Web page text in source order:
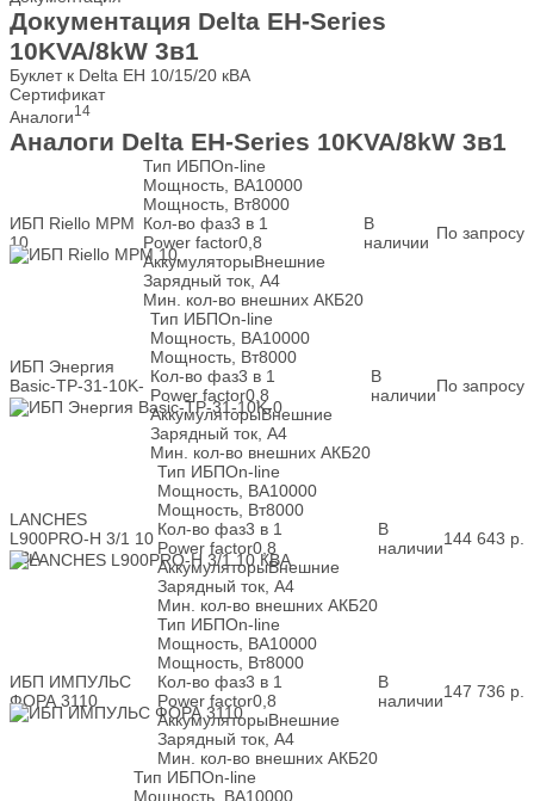
Документация Delta EH-Series
10KVA/8kW 3в1
Буклет к Delta EH 10/15/20 кВА
Сертификат
Аналоги14
Аналоги Delta EH-Series 10KVA/8kW 3в1
ИБП Riello MPM
10
Тип ИБПOn-line
Мощность, ВА10000
Мощность, Вт8000
Кол-во фаз3 в 1
Power factor0,8
АккумуляторыВнешние
Зарядный ток, А4
Мин. кол-во внешних АКБ20
В
наличии По запросу
ИБП Энергия
Basic-ТР-31-10K-
0
Тип ИБПOn-line
Мощность, ВА10000
Мощность, Вт8000
Кол-во фаз3 в 1
Power factor0,8
АккумуляторыВнешние
Зарядный ток, А4
Мин. кол-во внешних АКБ20
В
наличииПо запросу
LANCHES
L900PRO-H 3/1 10
КВА
Тип ИБПOn-line
Мощность, ВА10000
Мощность, Вт8000
Кол-во фаз3 в 1
Power factor0,8
АккумуляторыВнешние
Зарядный ток, А4
Мин. кол-во внешних АКБ20
В
наличии144 643 р.
ИБП ИМПУЛЬС
ФОРА 3110
Тип ИБПOn-line
Мощность, ВА10000
Мощность, Вт8000
Кол-во фаз3 в 1
Power factor0,8
АккумуляторыВнешние
Зарядный ток, А4
Мин. кол-во внешних АКБ20
В
наличии147 736 р.
Тип ИБПOn-line
Мощность, ВА10000